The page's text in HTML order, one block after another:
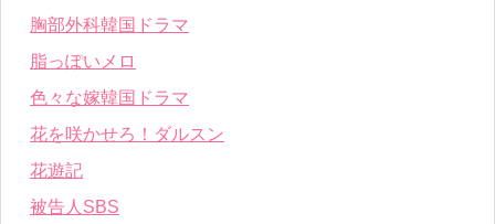
胸部外科韓国ドラマ
脂っぽいメロ
色々な嫁韓国ドラマ
花を咲かせろ！ダルスン
花遊記
被告人SBS